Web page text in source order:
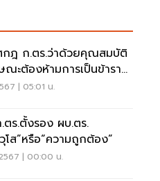
กฎ ก.ตร.ว่าด้วยคุณสมบัติ
ณะต้องห้ามการเป็นข้ารา
วจ| 05:01 น.
ตร.ตั้งรอง ผบ.ตร.
โส”หรือ“ความถูกต้อง”
| 00:00 น.